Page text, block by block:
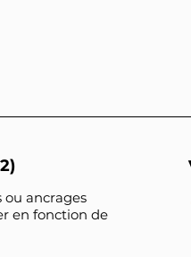
ou ancrages
en fonction de